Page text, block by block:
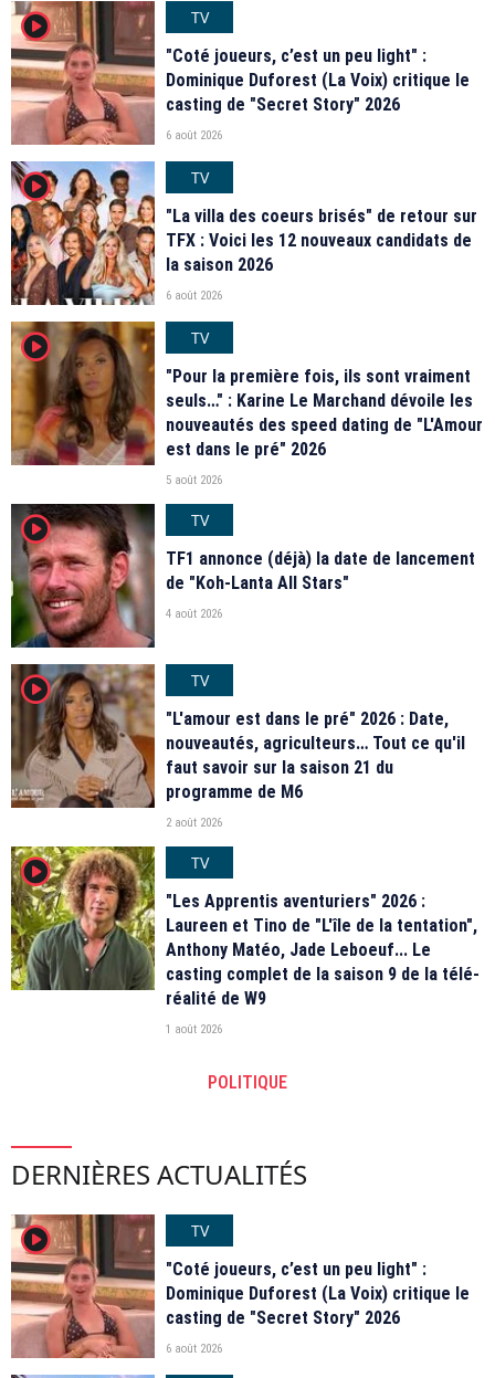
player2
TV
"Coté joueurs, c’est un peu light" :
Dominique Duforest (La Voix) critique le
casting de "Secret Story" 2026
6 août 2026
player2
TV
"La villa des coeurs brisés" de retour sur
TFX : Voici les 12 nouveaux candidats de
la saison 2026
6 août 2026
player2
TV
"Pour la première fois, ils sont vraiment
seuls…" : Karine Le Marchand dévoile les
nouveautés des speed dating de "L'Amour
est dans le pré" 2026
5 août 2026
player2
TV
TF1 annonce (déjà) la date de lancement
de "Koh-Lanta All Stars"
4 août 2026
player2
TV
"L'amour est dans le pré" 2026 : Date,
nouveautés, agriculteurs… Tout ce qu'il
faut savoir sur la saison 21 du
programme de M6
2 août 2026
player2
TV
"Les Apprentis aventuriers" 2026 :
Laureen et Tino de "L'île de la tentation",
Anthony Matéo, Jade Leboeuf... Le
casting complet de la saison 9 de la télé-
réalité de W9
1 août 2026
POLITIQUE
DERNIÈRES ACTUALITÉS
player2
TV
"Coté joueurs, c’est un peu light" :
Dominique Duforest (La Voix) critique le
casting de "Secret Story" 2026
6 août 2026